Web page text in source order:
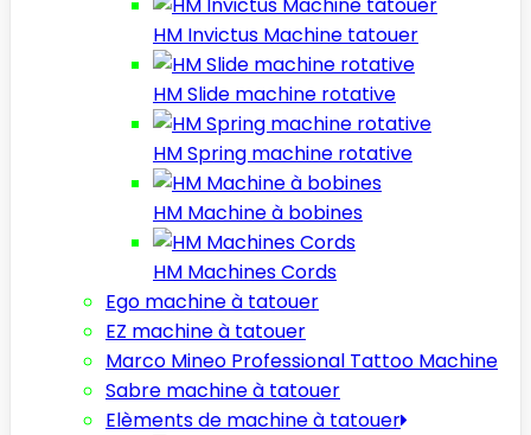
HM Invictus Machine tatouer
HM Slide machine rotative
HM Spring machine rotative
HM Machine à bobines
HM Machines Cords
Ego machine à tatouer
EZ machine à tatouer
Marco Mineo Professional Tattoo Machine
Sabre machine à tatouer
Elèments de machine à tatouer